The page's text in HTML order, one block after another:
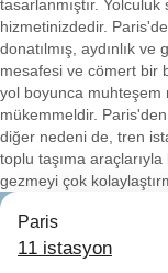
tasarlanmıştır.
hizmetinizdedir.
donatılmış, aydınlık
mesafesi ve cömert bir
yol boyunca muhteşem
mükemmeldir.
diğer nedeni de, tren
toplu taşıma
gezmeyi çok
Paris
11 istasyon